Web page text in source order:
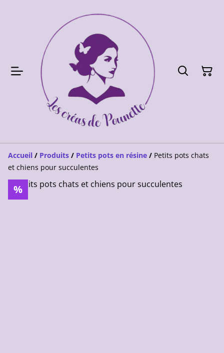
Accueil / Produits / Petits pots en résine / Petits pots chats
et chiens pour succulentes
%